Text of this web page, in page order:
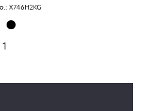
X746H2KG